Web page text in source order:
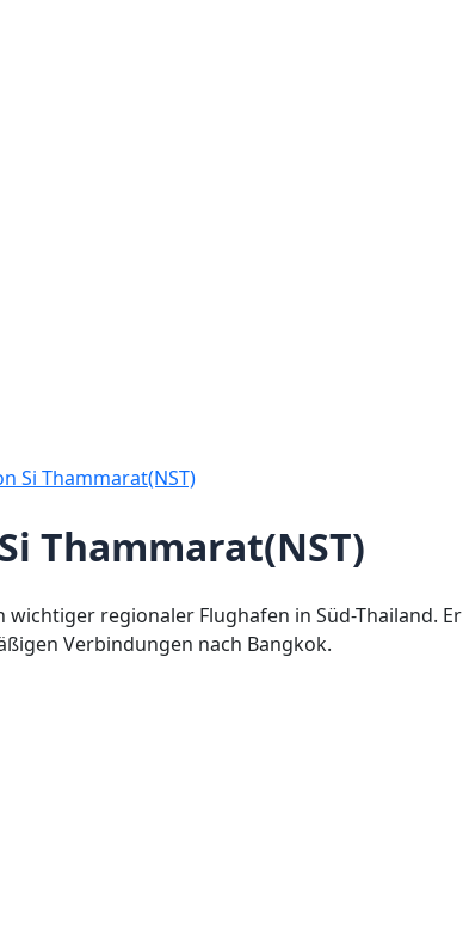
Si Thammarat(NST)
Thammarat(NST)
wichtiger regionaler Flughafen in Süd-Thailand. Er
Verbindungen nach Bangkok.